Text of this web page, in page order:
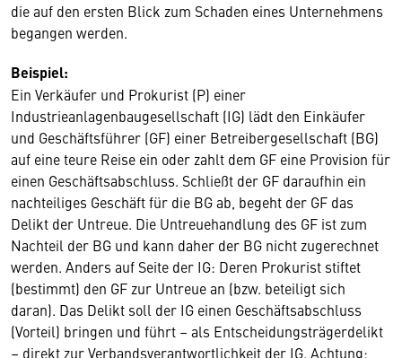
die auf den ersten Blick zum Schaden eines Unternehmens
begangen werden.
Beispiel:
Ein Verkäufer und Prokurist (P) einer
Industrieanlagenbaugesellschaft (IG) lädt den Einkäufer
und Geschäftsführer (GF) einer Betreibergesellschaft (BG)
auf eine teure Reise ein oder zahlt dem GF eine Provision für
einen Geschäftsabschluss. Schließt der GF daraufhin ein
nachteiliges Geschäft für die BG ab, begeht der GF das
Delikt der Untreue. Die Untreuehandlung des GF ist zum
Nachteil der BG und kann daher der BG nicht zugerechnet
werden. Anders auf Seite der IG: Deren Prokurist stiftet
(bestimmt) den GF zur Untreue an (bzw. beteiligt sich
daran). Das Delikt soll der IG einen Geschäftsabschluss
(Vorteil) bringen und führt – als Entscheidungsträgerdelikt
– direkt zur Verbandsverantwortlichkeit der IG. Achtung: